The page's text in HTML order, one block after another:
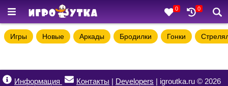
0 0
Игры Новые Аркады Бродилки Гонки
Информация Контакты | Developers | igroutka.ru © 2026